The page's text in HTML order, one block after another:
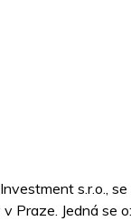
s.r.o.,
Praze. Jedná se o: